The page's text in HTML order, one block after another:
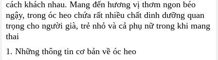
cách khách nhau. Mang đến hương vị thơm ngon béo
ngậy, trong óc heo chứa rất nhiều chất dinh dưỡng quan
trọng cho người già, trẻ nhỏ và cả phụ nữ trong khi mang
thai
1. Những thông tin cơ bản về óc heo